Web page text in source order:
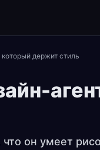
держит стиль
он умеет